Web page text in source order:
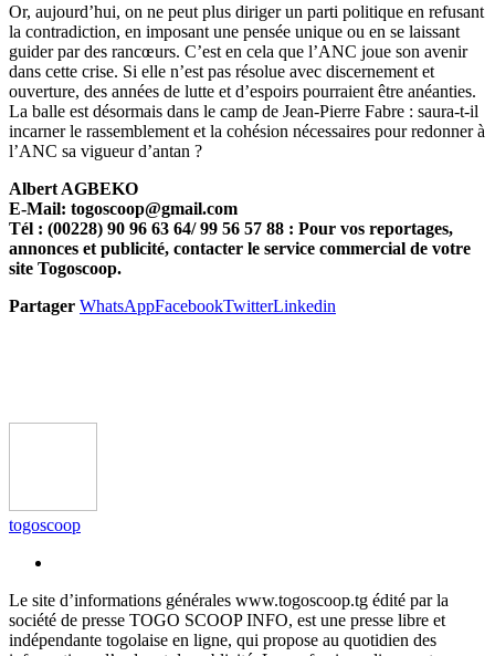
Or, aujourd’hui, on ne peut plus diriger un parti politique en refusant
la contradiction, en imposant une pensée unique ou en se laissant
guider par des rancœurs. C’est en cela que l’ANC joue son avenir
dans cette crise. Si elle n’est pas résolue avec discernement et
ouverture, des années de lutte et d’espoirs pourraient être anéanties.
La balle est désormais dans le camp de Jean-Pierre Fabre : saura-t-il
incarner le rassemblement et la cohésion nécessaires pour redonner à
l’ANC sa vigueur d’antan ?
Albert AGBEKO
E-Mail: togoscoop@gmail.com
Tél : (00228) 90 96 63 64/ 99 56 57 88 : Pour vos reportages,
annonces et publicité, contacter le service commercial de votre
site Togoscoop.
Partager WhatsAppFacebookTwitterLinkedin
togoscoop
Le site d’informations générales www.togoscoop.tg édité par la
société de presse TOGO SCOOP INFO, est une presse libre et
indépendante togolaise en ligne, qui propose au quotidien des